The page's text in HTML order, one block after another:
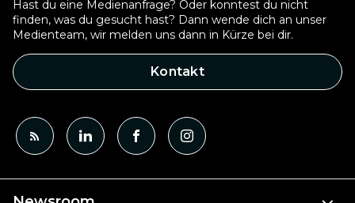
Hast du eine Medienanfrage? Oder konntest du nicht
finden, was du gesucht hast? Dann wende dich an unser
Medienteam, wir melden uns dann in Kürze bei dir.
Kontakt